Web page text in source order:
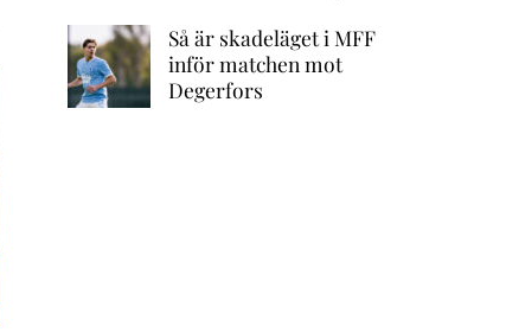
Så är skadeläget i MFF
inför matchen mot
Degerfors